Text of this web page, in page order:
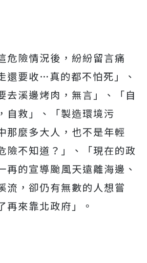
危險情況後，紛紛留言痛
還要收…真的都不怕死」、
去溪邊烤肉，無言」、「自
自救」、「製造環境污
那麼多大人，也不是年輕
險不知道？」、「現在的政
再的宣導颱風天遠離海邊、
流，卻仍有無數的人想嘗
再來靠北政府」。